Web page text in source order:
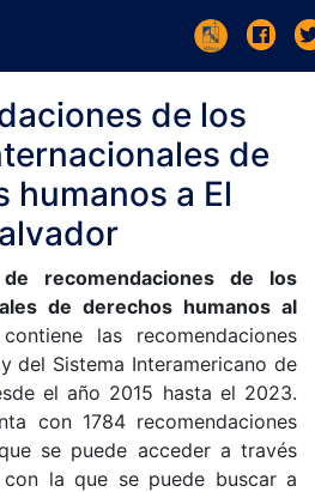
de los
de
humanos a El
recomendaciones de los
de derechos humanos al
contiene las recomendaciones
del Sistema Interamericano de
el año 2015 hasta el 2023.
con 1784 recomendaciones
se puede acceder a través
con la que se puede buscar a